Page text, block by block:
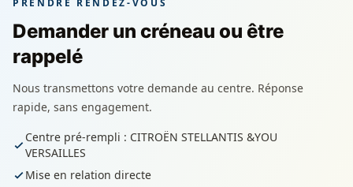
PRENDRE RENDEZ-VOUS
Demander un créneau ou être
rappelé
Nous transmettons votre demande au centre. Réponse
rapide, sans engagement.
Centre pré-rempli : CITROËN STELLANTIS &YOU
VERSAILLES
Mise en relation directe